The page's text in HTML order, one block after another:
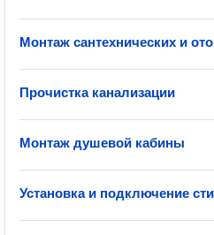
Монтаж сантехнических и
Прочистка канализации
Монтаж душевой кабины
Установка и подключение